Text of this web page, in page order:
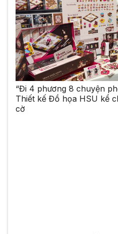
“Đi 4 phương 8 chuyện
Thiết kế Đồ họa HSU kể
cờ